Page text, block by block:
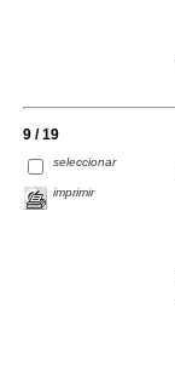
9 / 19
seleccionar
imprimir